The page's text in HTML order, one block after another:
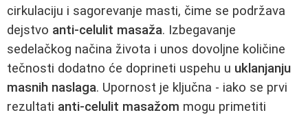
cirkulaciju i sagorevanje masti, čime se podržava
dejstvo anti-celulit masaža. Izbegavanje
sedelačkog načina života i unos dovoljne količine
tečnosti dodatno će doprineti uspehu u uklanjanju
masnih naslaga. Upornost je ključna - iako se prvi
rezultati anti-celulit masažom mogu primetiti